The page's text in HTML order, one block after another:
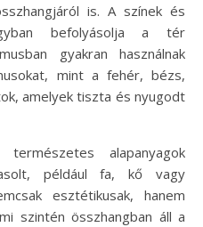
is. A színek és
befolyásolja a tér
gyakran használnak
mint a fehér, bézs,
amelyek tiszta és nyugodt
alapanyagok
például fa, kő vagy
esztétikusak, hanem
szintén összhangban áll a